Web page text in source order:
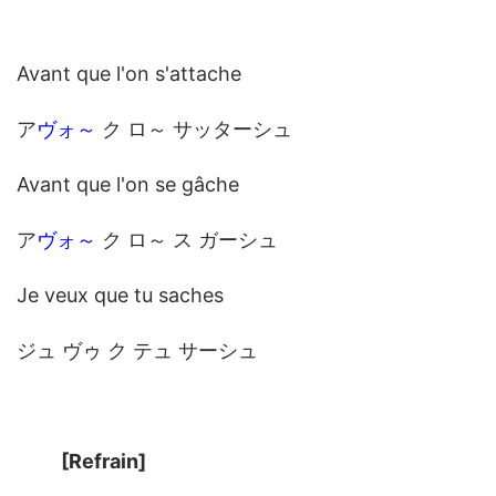
Avant que l'on s'attache
アヴォ～ ク ロ～ サッターシュ
Avant que l'on se gâche
アヴォ～ ク ロ～ ス ガーシュ
Je veux que tu saches
ジュ ヴゥ ク テュ サーシュ
[Refrain]